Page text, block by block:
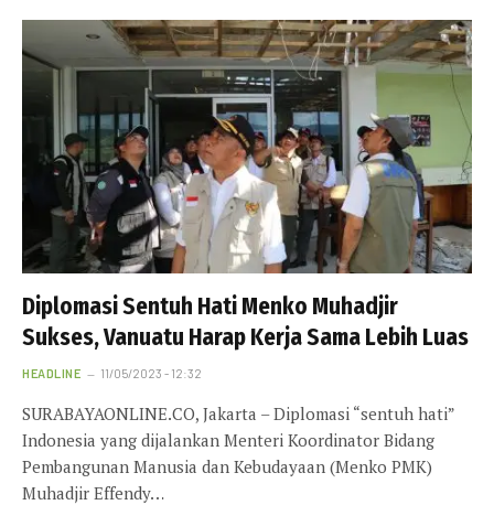
Diplomasi Sentuh Hati Menko Muhadjir
Sukses, Vanuatu Harap Kerja Sama Lebih Luas
HEADLINE 11/05/2023 - 12:32
SURABAYAONLINE.CO, Jakarta – Diplomasi “sentuh hati”
Indonesia yang dijalankan Menteri Koordinator Bidang
Pembangunan Manusia dan Kebudayaan (Menko PMK)
Muhadjir Effendy…